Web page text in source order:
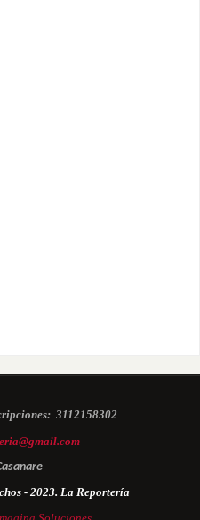
3112158302
- 2023. La Reportería